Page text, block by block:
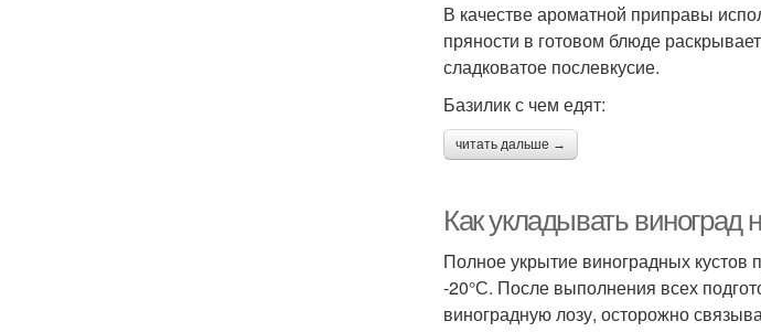
В качестве ароматной приправы
пряности в готовом блюде
сладковатое послевкусие.
Базилик с чем едят:
читать дальше →
Как укладывать виноград
Полное укрытие виноградных кустов
-20°С. После выполнения всех
виноградную лозу, осторожно